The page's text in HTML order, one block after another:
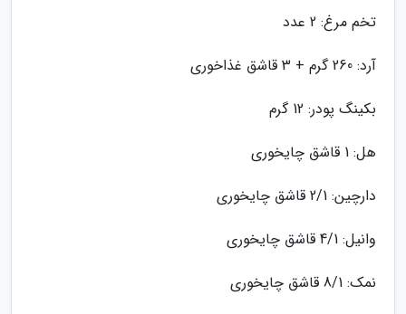
تخم مرغ: 2 عدد
آرد: 260 گرم + 3 قاشق غذاخوری
بکینگ پودر: 12 گرم
هل: 1 قاشق چایخوری
دارچین: 2/1 قاشق چایخوری
وانیل: 4/1 قاشق چایخوری
نمک: 8/1 قاشق چایخوری